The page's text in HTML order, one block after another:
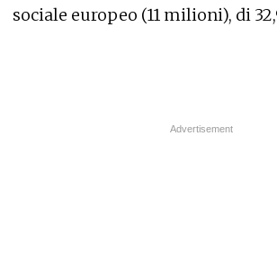
sociale europeo (11 milioni), di